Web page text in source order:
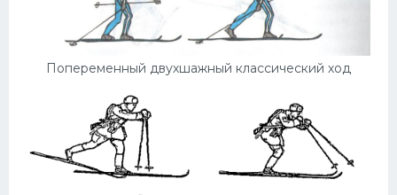
Попеременный двухшажный классический ход